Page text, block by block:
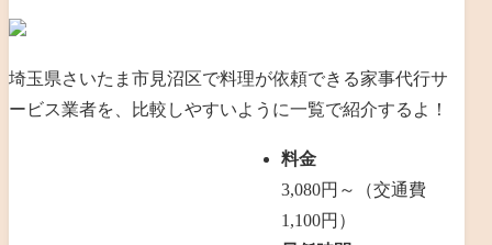
埼玉県さいたま市見沼区で料理が依頼できる家事代行サ
ービス業者を、比較しやすいように一覧で紹介するよ！
料金
3,080円～（交通費
1,100円）